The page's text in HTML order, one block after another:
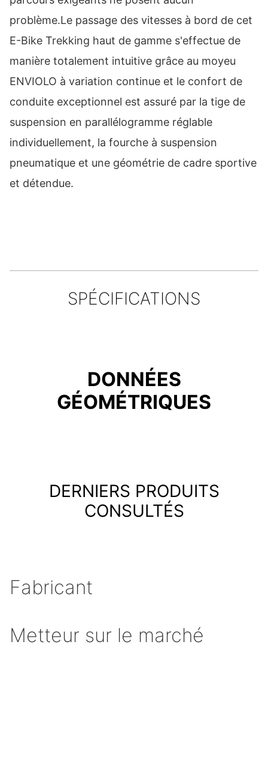
problème.Le passage des vitesses à bord de cet
E-Bike Trekking haut de gamme s'effectue de
manière totalement intuitive grâce au moyeu
ENVIOLO à variation continue et le confort de
conduite exceptionnel est assuré par la tige de
suspension en parallélogramme réglable
individuellement, la fourche à suspension
pneumatique et une géométrie de cadre sportive
et détendue.
SPÉCIFICATIONS
DONNÉES
GÉOMÉTRIQUES
DERNIERS PRODUITS
CONSULTÉS
Fabricant
Metteur sur le marché